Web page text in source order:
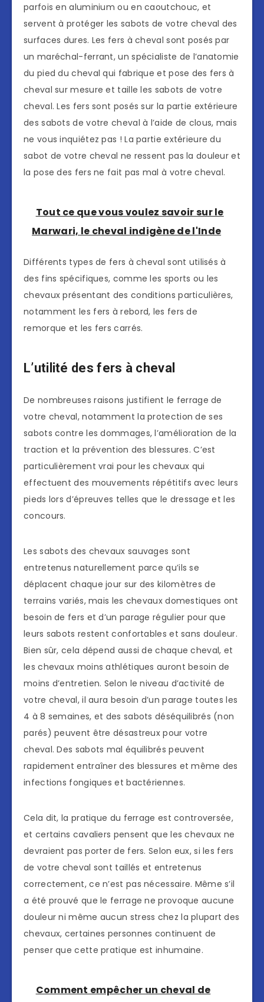
parfois en aluminium ou en caoutchouc, et
servent à protéger les sabots de votre cheval des
surfaces dures. Les fers à cheval sont posés par
un maréchal-ferrant, un spécialiste de l’anatomie
du pied du cheval qui fabrique et pose des fers à
cheval sur mesure et taille les sabots de votre
cheval. Les fers sont posés sur la partie extérieure
des sabots de votre cheval à l’aide de clous, mais
ne vous inquiétez pas ! La partie extérieure du
sabot de votre cheval ne ressent pas la douleur et
la pose des fers ne fait pas mal à votre cheval.
Tout ce que vous voulez savoir sur le
Marwari, le cheval indigène de l'Inde
Différents types de fers à cheval sont utilisés à
des fins spécifiques, comme les sports ou les
chevaux présentant des conditions particulières,
notamment les fers à rebord, les fers de
remorque et les fers carrés.
L’utilité des fers à cheval
De nombreuses raisons justifient le ferrage de
votre cheval, notamment la protection de ses
sabots contre les dommages, l’amélioration de la
traction et la prévention des blessures. C’est
particulièrement vrai pour les chevaux qui
effectuent des mouvements répétitifs avec leurs
pieds lors d’épreuves telles que le dressage et les
concours.
Les sabots des chevaux sauvages sont
entretenus naturellement parce qu’ils se
déplacent chaque jour sur des kilomètres de
terrains variés, mais les chevaux domestiques ont
besoin de fers et d’un parage régulier pour que
leurs sabots restent confortables et sans douleur.
Bien sûr, cela dépend aussi de chaque cheval, et
les chevaux moins athlétiques auront besoin de
moins d’entretien. Selon le niveau d’activité de
votre cheval, il aura besoin d’un parage toutes les
4 à 8 semaines, et des sabots déséquilibrés (non
parés) peuvent être désastreux pour votre
cheval. Des sabots mal équilibrés peuvent
rapidement entraîner des blessures et même des
infections fongiques et bactériennes.
Cela dit, la pratique du ferrage est controversée,
et certains cavaliers pensent que les chevaux ne
devraient pas porter de fers. Selon eux, si les fers
de votre cheval sont taillés et entretenus
correctement, ce n’est pas nécessaire. Même s’il
a été prouvé que le ferrage ne provoque aucune
douleur ni même aucun stress chez la plupart des
chevaux, certaines personnes continuent de
penser que cette pratique est inhumaine.
Comment empêcher un cheval de